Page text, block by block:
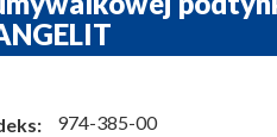
974-385-00